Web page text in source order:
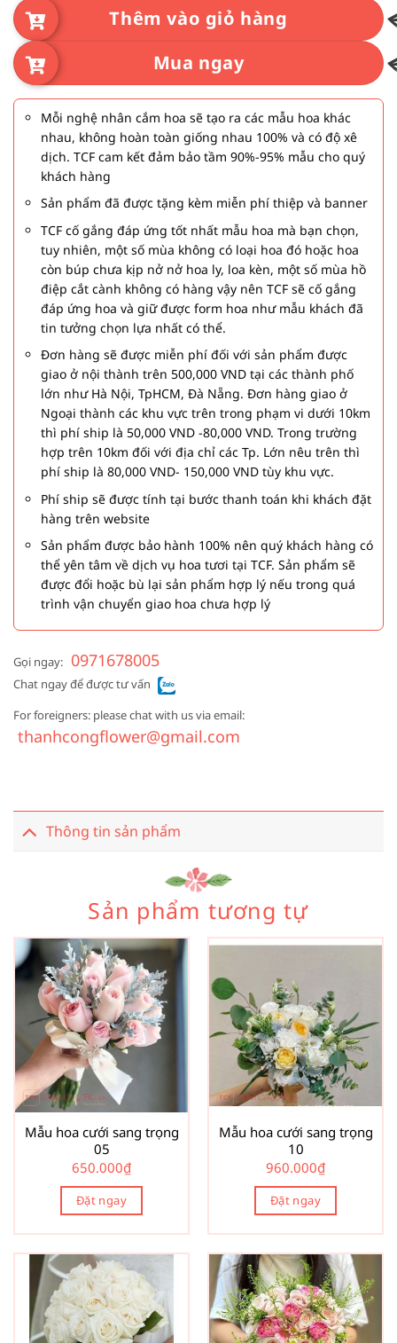
Thêm vào giỏ hàng
Mua ngay
Mỗi nghệ nhân cắm hoa sẽ tạo ra các mẫu hoa khác
nhau, không hoàn toàn giống nhau 100% và có độ xê
dịch. TCF cam kết đảm bảo tầm 90%-95% mẫu cho quý
khách hàng
Sản phẩm đã được tặng kèm miễn phí thiệp và banner
TCF cố gắng đáp ứng tốt nhất mẫu hoa mà bạn chọn,
tuy nhiên, một số mùa không có loại hoa đó hoặc hoa
còn búp chưa kịp nở nở hoa ly, loa kèn, một số mùa hồ
điệp cắt cành không có hàng vậy nên TCF sẽ cố gắng
đáp ứng hoa và giữ được form hoa như mẫu khách đã
tin tưởng chọn lựa nhất có thể.
Đơn hàng sẽ được miễn phí đối với sản phẩm được
giao ở nội thành trên 500,000 VND tại các thành phố
lớn như Hà Nội, TpHCM, Đà Nẵng. Đơn hàng giao ở
Ngoại thành các khu vực trên trong phạm vi dưới 10km
thì phí ship là 50,000 VND -80,000 VND. Trong trường
hợp trên 10km đối với địa chỉ các Tp. Lớn nêu trên thì
phí ship là 80,000 VND- 150,000 VND tùy khu vực.
Phí ship sẽ được tính tại bước thanh toán khi khách đặt
hàng trên website
Sản phẩm được bảo hành 100% nên quý khách hàng có
thể yên tâm về dịch vụ hoa tươi tại TCF. Sản phẩm sẽ
được đổi hoặc bù lại sản phẩm hợp lý nếu trong quá
trình vận chuyển giao hoa chưa hợp lý
Gọi ngay: 0971678005
Chat ngay để được tư vấn
For foreigners: please chat with us via email:
thanhcongflower@gmail.com
Thông tin sản phẩm
Sản phẩm tương tự
Mẫu hoa cưới sang trọng
05
650.000₫
Đặt ngay
Mẫu hoa cưới sang trọng
10
960.000₫
Đặt ngay